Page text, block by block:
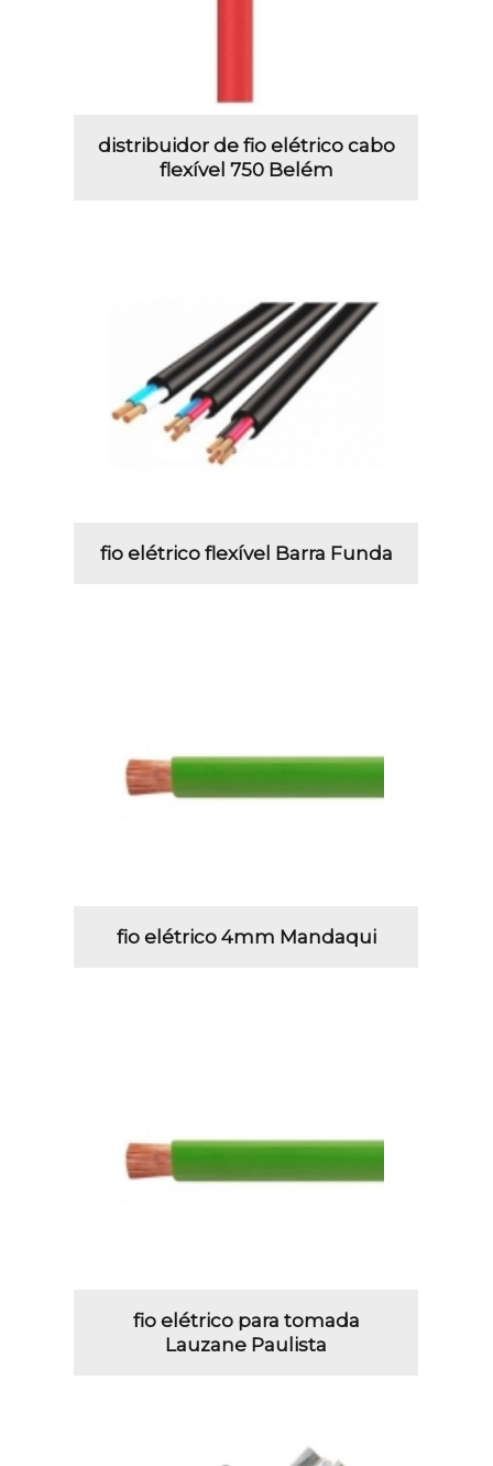
distribuidor de fio elétrico cabo
flexível 750 Belém
fio elétrico flexível Barra Funda
fio elétrico 4mm Mandaqui
fio elétrico para tomada
Lauzane Paulista